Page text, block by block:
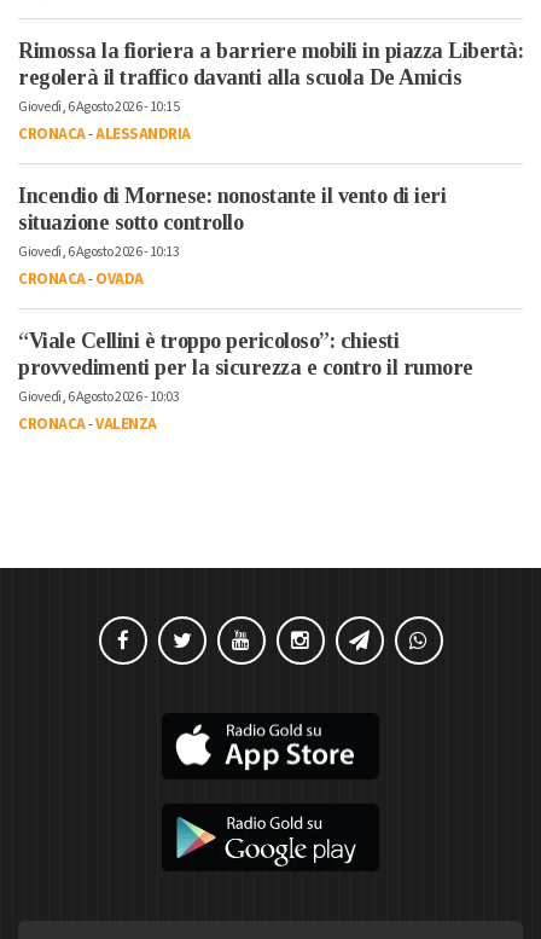
Rimossa la fioriera a barriere mobili in piazza Libertà:
regolerà il traffico davanti alla scuola De Amicis
Giovedì, 6 Agosto 2026 - 10:15
CRONACA-ALESSANDRIA
Incendio di Mornese: nonostante il vento di ieri
situazione sotto controllo
Giovedì, 6 Agosto 2026 - 10:13
CRONACA-OVADA
“Viale Cellini è troppo pericoloso”: chiesti
provvedimenti per la sicurezza e contro il rumore
Giovedì, 6 Agosto 2026 - 10:03
CRONACA-VALENZA